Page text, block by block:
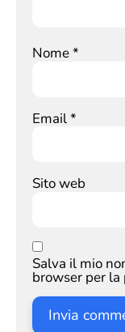
Nome*
Email*
Sito web
Salva il mio
browser per la